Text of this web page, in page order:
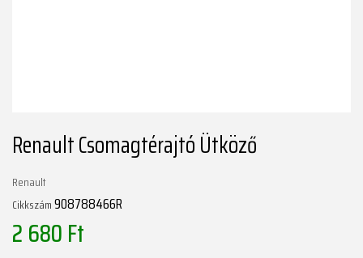
Renault Csomagtérajtó Ütköző
Renault
Cikkszám908788466R
2 680 Ft